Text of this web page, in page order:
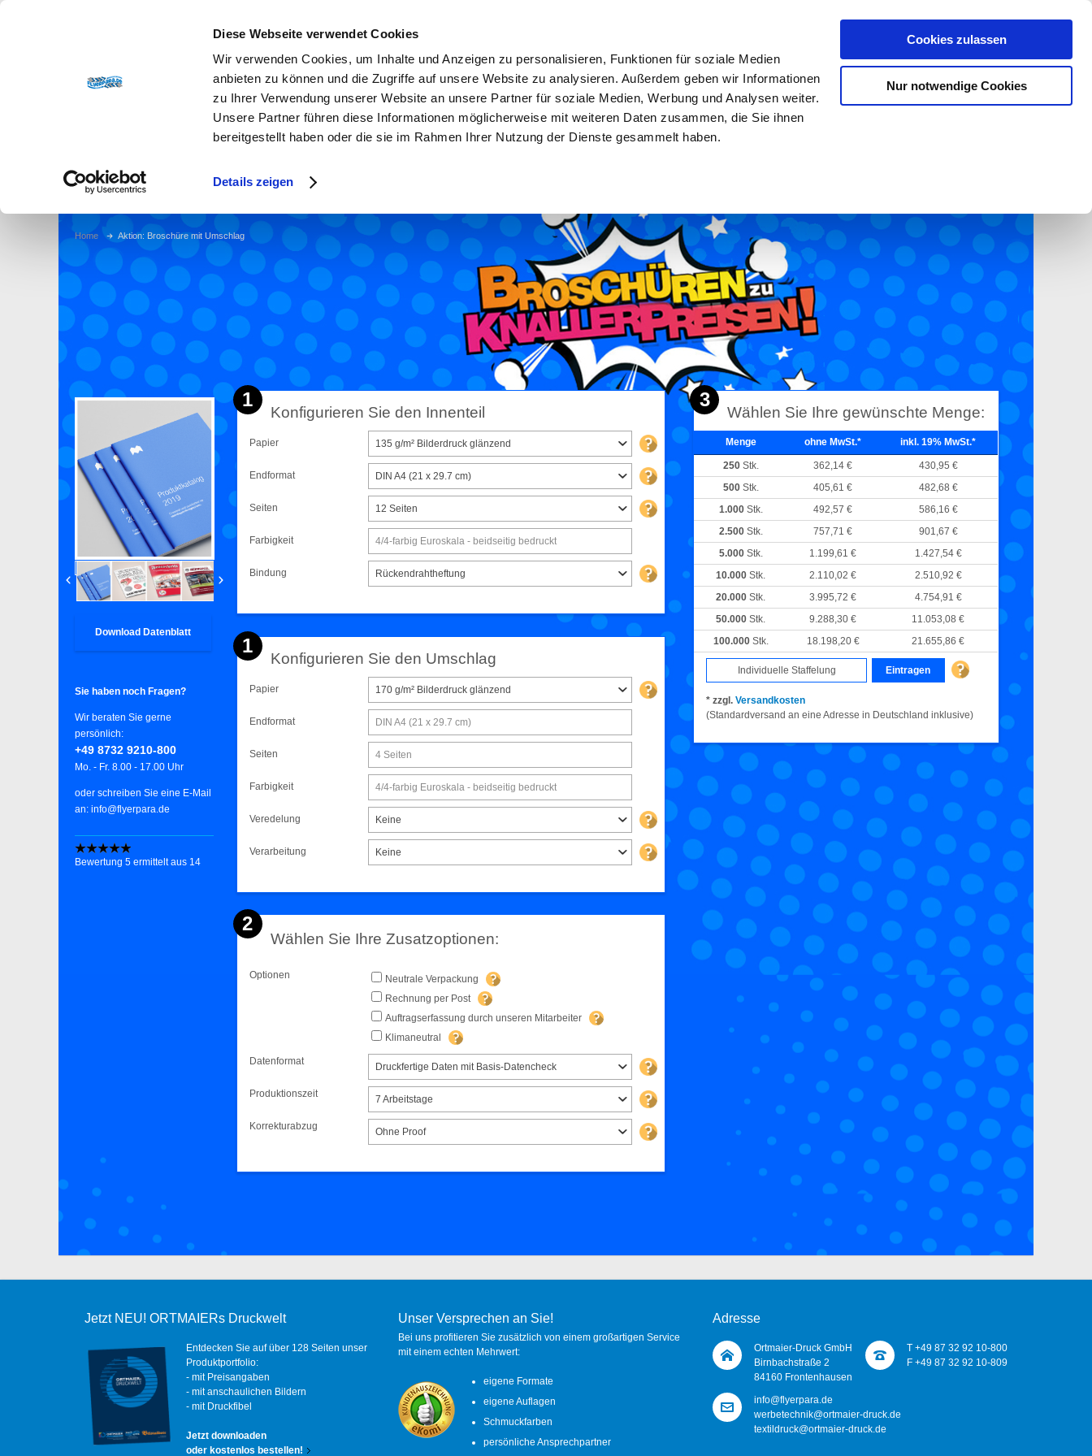
Diese Webseite verwendet Cookies
Wir verwenden Cookies, um Inhalte und Anzeigen zu personalisieren, Funktionen für soziale Medien
anbieten zu können und die Zugriffe auf unsere Website zu analysieren. Außerdem geben wir Informationen
zu Ihrer Verwendung unserer Website an unsere Partner für soziale Medien, Werbung und Analysen weiter.
Unsere Partner führen diese Informationen möglicherweise mit weiteren Daten zusammen, die Sie ihnen
bereitgestellt haben oder die sie im Rahmen Ihrer Nutzung der Dienste gesammelt haben.
Details zeigen
Cookies zulassen
Nur notwendige Cookies
Produkte Service Kontakt
Home Aktion: Broschüre mit Umschlag
Download Datenblatt
Sie haben noch Fragen?
Wir beraten Sie gerne
persönlich:
+49 8732 9210-800
Mo. - Fr. 8.00 - 17.00 Uhr
oder schreiben Sie eine E-Mail
an: info@flyerpara.de
Bewertung5 ermittelt aus 14
1
Konfigurieren Sie den Innenteil
Papier 135 g/m² Bilderdruck glänzend
Endformat DIN A4 (21 x 29.7 cm)
Seiten 12 Seiten
Farbigkeit 4/4-farbig Euroskala - beidseitig bedruckt
Bindung Rückendrahtheftung
1
Konfigurieren Sie den Umschlag
Papier 170 g/m² Bilderdruck glänzend
Endformat DIN A4 (21 x 29.7 cm)
Seiten 4 Seiten
Farbigkeit 4/4-farbig Euroskala - beidseitig bedruckt
Veredelung Keine
Verarbeitung Keine
2
Wählen Sie Ihre Zusatzoptionen:
Optionen
Neutrale Verpackung
Rechnung per Post
Auftragserfassung durch unseren Mitarbeiter
Klimaneutral
Datenformat Druckfertige Daten mit Basis-Datencheck
Produktionszeit 7 Arbeitstage
Korrekturabzug Ohne Proof
3
Wählen Sie Ihre gewünschte Menge:
Menge ohne MwSt.* inkl. 19% MwSt.*
250Stk. 362,14 €
430,95 €
500Stk. 405,61 €
482,68 €
1.000Stk. 492,57 €
586,16 €
2.500Stk. 757,71 €
901,67 €
5.000Stk. 1.199,61 €
1.427,54 €
10.000 Stk. 2.110,02 €
2.510,92 €
20.000 Stk. 3.995,72 €
4.754,91 €
50.000 Stk. 9.288,30 €
11.053,08 €
100.000Stk. 18.198,20 € 21.655,86 €
Eintragen
* zzgl.Versandkosten
(Standardversand an eine Adresse in Deutschland inklusive)
Jetzt NEU! ORTMAIERs Druckwelt
Entdecken Sie auf über 128 Seiten unser
Produktportfolio:
- mit Preisangaben
- mit anschaulichen Bildern
- mit Druckfibel
Jetzt downloaden
oder kostenlos bestellen!
Unser Versprechen an Sie!
Bei uns profitieren Sie zusätzlich von einem großartigen Service
mit einem echten Mehrwert:
eigene Formate
eigene Auflagen
Schmuckfarben
persönliche Ansprechpartner
Adresse
Ortmaier-Druck GmbH
Birnbachstraße 2
84160 Frontenhausen
T +49 87 32 92 10-800
F +49 87 32 92 10-809
info@flyerpara.de
werbetechnik@ortmaier-druck.de
textildruck@ortmaier-druck.de